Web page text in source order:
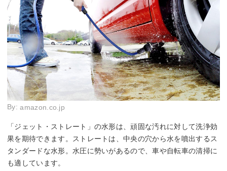
By:amazon.co.jp
「ジェット・ストレート」の水形は、頑固な汚れに対して洗浄効
果を期待できます。ストレートは、中央の穴から水を噴出するス
タンダードな水形。水圧に勢いがあるので、車や自転車の清掃に
も適しています。